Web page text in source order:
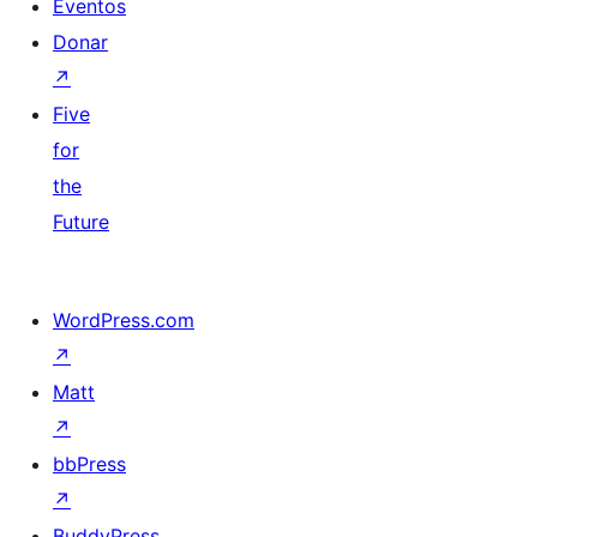
Eventos
Donar
↗
Five
for
the
Future
WordPress.com
↗
Matt
↗
bbPress
↗